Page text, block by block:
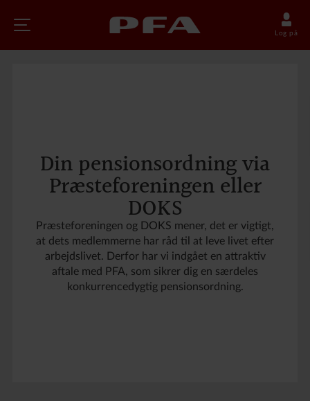
Log på
Din pensionsordning via
Præsteforeningen eller
DOKS
Præsteforeningen og DOKS mener, det er vigtigt,
at dets medlemmerne har råd til at leve livet efter
arbejdslivet. Derfor har vi indgået en attraktiv
aftale med PFA, som sikrer dig en særdeles
konkurrencedygtig pensionsordning.